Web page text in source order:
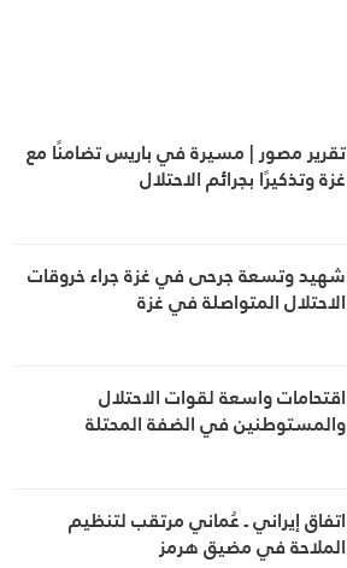
تقرير مصور | مسيرة في باريس تضامنًا مع
غزة وتذكيرًا بجرائم الاحتلال
شهيد وتسعة جرحى في غزة جراء خروقات
الاحتلال المتواصلة في غزة
اقتحامات واسعة لقوات الاحتلال
والمستوطنين في الضفة المحتلة
اتفاق إيراني ـ عُماني مرتقب لتنظيم
الملاحة في مضيق هرمز